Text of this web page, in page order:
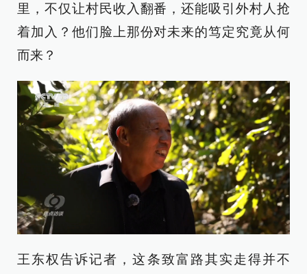
里，不仅让村民收入翻番，还能吸引外村人抢
着加入？他们脸上那份对未来的笃定究竟从何
而来？
王东权告诉记者，这条致富路其实走得并不